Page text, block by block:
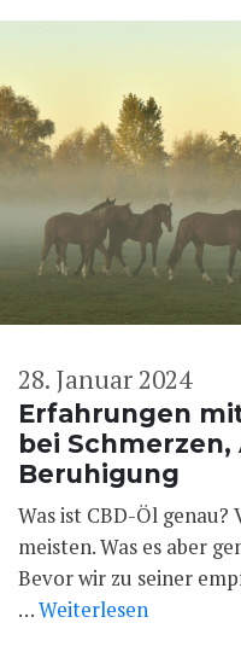
Erfahrungen
bei
Beruhigung
28. Januar 2024
Was ist CBD-Öl genau?
meisten. Was es aber
Bevor wir zu seiner
…Weiterlesen